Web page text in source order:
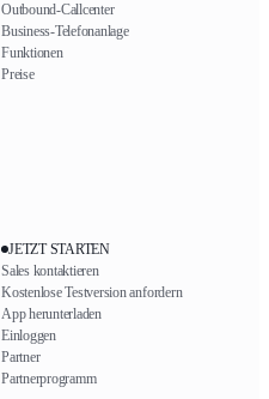
Outbound-Callcenter
Business-Telefonanlage
Funktionen
Preise
JETZT STARTEN
Sales kontaktieren
Kostenlose Testversion anfordern
App herunterladen
Einloggen
Partner
Partnerprogramm